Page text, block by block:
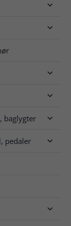




baglygter 
pedaler 
